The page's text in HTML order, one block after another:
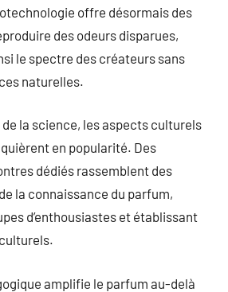
offre désormais des
des odeurs disparues,
le spectre des créateurs sans
naturelles.
la science, les aspects culturels
en popularité. Des
dédiés rassemblent des
la connaissance du parfum,
d’enthousiastes et établissant
amplifie le parfum au-delà